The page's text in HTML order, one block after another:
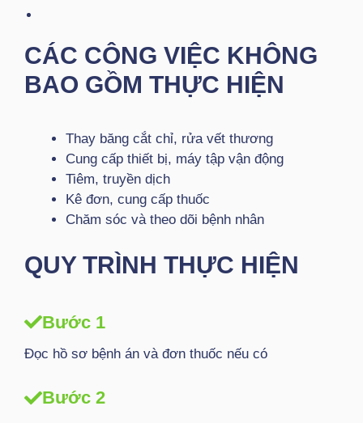
CÁC CÔNG VIỆC KHÔNG
BAO GỒM THỰC HIỆN
Thay băng cắt chỉ, rửa vết thương
Cung cấp thiết bị, máy tập vận động
Tiêm, truyền dịch
Kê đơn, cung cấp thuốc
Chăm sóc và theo dõi bệnh nhân
QUY TRÌNH THỰC HIỆN
Bước 1
Đọc hồ sơ bệnh án và đơn thuốc nếu có
Bước 2